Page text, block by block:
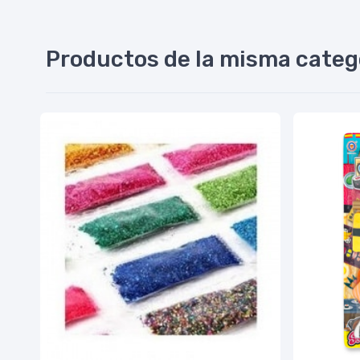
Productos de la misma